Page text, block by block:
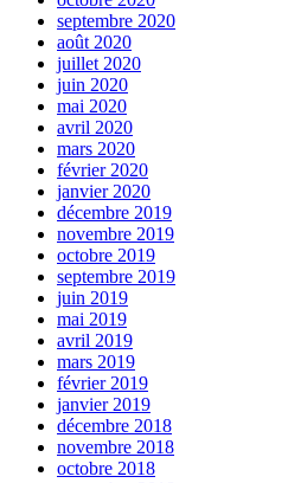
septembre 2020
août 2020
juillet 2020
juin 2020
mai 2020
avril 2020
mars 2020
février 2020
janvier 2020
décembre 2019
novembre 2019
octobre 2019
septembre 2019
juin 2019
mai 2019
avril 2019
mars 2019
février 2019
janvier 2019
décembre 2018
novembre 2018
octobre 2018